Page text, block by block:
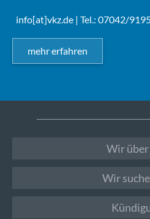
info[at]vkz.de | Tel.: 07042/
mehr erfahren
Wir über
Wir